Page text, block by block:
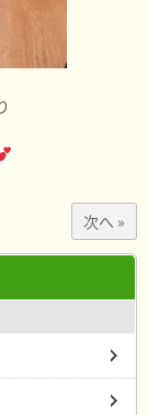
次へ »